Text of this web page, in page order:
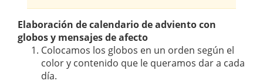
Elaboración de calendario de adviento con
globos y mensajes de afecto
Colocamos los globos en un orden según el
color y contenido que le queramos dar a cada
día.